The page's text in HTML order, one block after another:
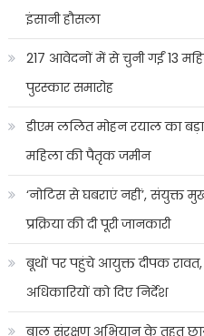
इंसानी हौसला
217 आवेदनों में से चुनी गईं 13
पुरस्कार समारोह
डीएम ललित मोहन रयाल का
महिला की पैतृक जमीन
‘नोटिस से घबराएं नहीं’, संयुक्त
प्रक्रिया की दी पूरी जानकारी
बूथों पर पहुंचे आयुक्त दीपक
अधिकारियों को दिए निर्देश
बाल संरक्षण अभियान के तहत